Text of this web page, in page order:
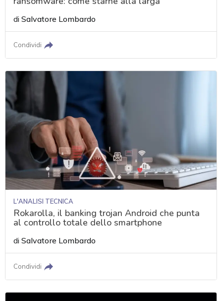
diSalvatore Lombardo
Condividi
L'ANALISI TECNICA
Rokarolla, il banking trojan Android che punta
al controllo totale dello smartphone
diSalvatore Lombardo
Condividi